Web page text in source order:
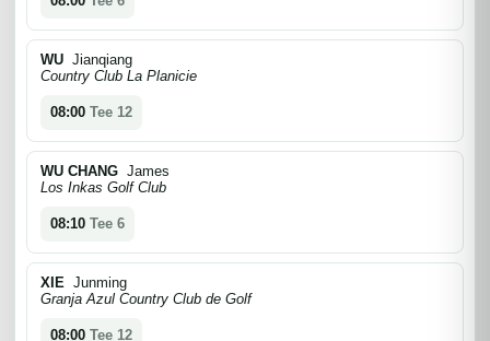
WU Jianqiang
Country Club La Planicie
08:00 Tee 12
WU CHANG James
Los Inkas Golf Club
08:10 Tee 6
XIE Junming
Granja Azul Country Club de Golf
08:00 Tee 12